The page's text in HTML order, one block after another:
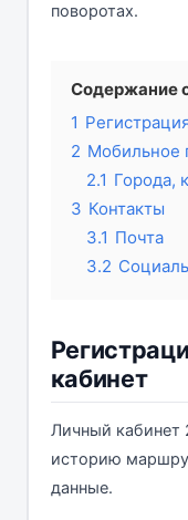
поворотах.
Содержание
1
2 Мобильное
2.1 Города,
3 Контакты
3.1 Почта
3.2
кабинет
Личный кабинет
историю
данные.